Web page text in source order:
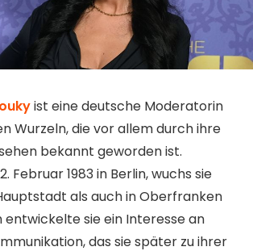
ist eine deutsche Moderatorin
Wurzeln, die vor allem durch ihre
bekannt geworden ist.
Februar 1983 in Berlin, wuchs sie
als auch in Oberfranken
entwickelte sie ein Interesse an
das sie später zu ihrer